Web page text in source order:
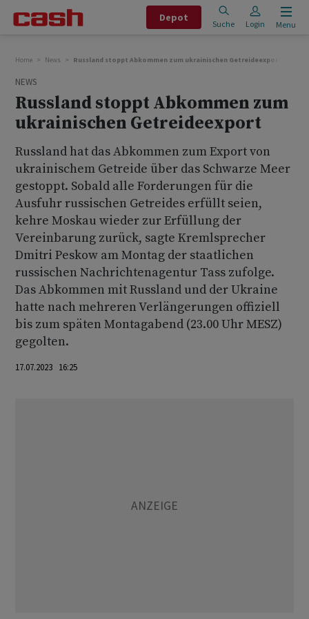
Depot
Suche Login Menu
Home News Russland stoppt Abkommen zum ukrainischen Getreideexport
NEWS
Russland stoppt Abkommen zum
ukrainischen Getreideexport
Russland hat das Abkommen zum Export von
ukrainischem Getreide über das Schwarze Meer
gestoppt. Sobald alle Forderungen für die
Ausfuhr russischen Getreides erfüllt seien,
kehre Moskau wieder zur Erfüllung der
Vereinbarung zurück, sagte Kremlsprecher
Dmitri Peskow am Montag der staatlichen
russischen Nachrichtenagentur Tass zufolge.
Das Abkommen mit Russland und der Ukraine
hatte nach mehreren Verlängerungen offiziell
bis zum späten Montagabend (23.00 Uhr MESZ)
gegolten.
17.07.2023 16:25